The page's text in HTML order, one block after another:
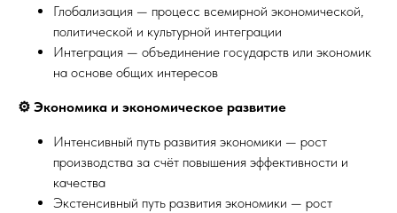
Глобализация — процесс всемирной экономической,
политической и культурной интеграции
Интеграция — объединение государств или экономик
на основе общих интересов
⚙️ Экономика и экономическое развитие
Интенсивный путь развития экономики — рост
производства за счёт повышения эффективности и
качества
Экстенсивный путь развития экономики — рост